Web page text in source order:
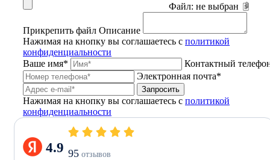
Файл: не выбран
Прикрепить файл Описание
Нажимая на кнопку вы соглашаетесь с политикой
конфиденциальности
Ваше имя*
Контактный
Электронная почта*
Запросить
Нажимая на кнопку вы соглашаетесь с политикой
конфиденциальности
4.9 95 отзывов